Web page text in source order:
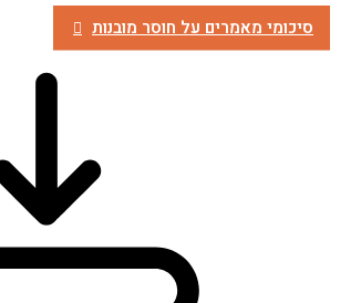
סיכומי מאמרים על חוסר מובנות